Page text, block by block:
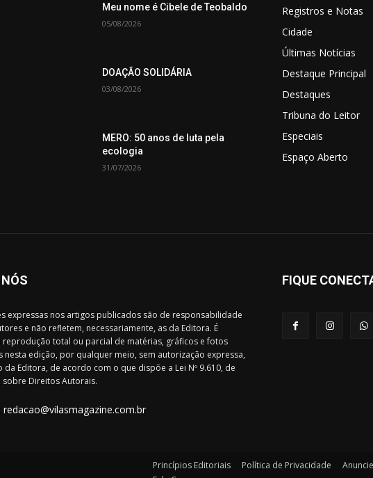
Meu nome é Cibele de Teobaldo
05/08/2026
DOAÇÃO SOLIDÁRIA
03/08/2026
MERO: 50 anos de luta pela
ecologia
31/07/2026
Registros e Notas
Cidade
Últimas Notícias
Destaque Principal
Destaques
Tribuna do Leitor
Especiais
Espaço Aberto
expressas nos artigos publicados são de responsabilidade
e não refletem, necessariamente, as da Editora. É
total ou parcial de matérias, gráficos e fotos
nesta edição, por qualquer meio, sem autorização expressa,
da Editora, de acordo com o que dispõe a Lei Nº 9.610, de
sobre Direitos Autorais.
redacao@vilasmagazine.com.br
FIQUE
Princípios Editoriais Política de Privacidade